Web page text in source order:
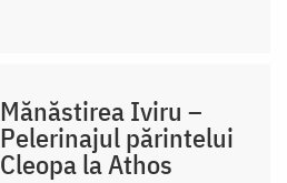
Mănăstirea Iviru –
Pelerinajul părintelui
Cleopa la Athos